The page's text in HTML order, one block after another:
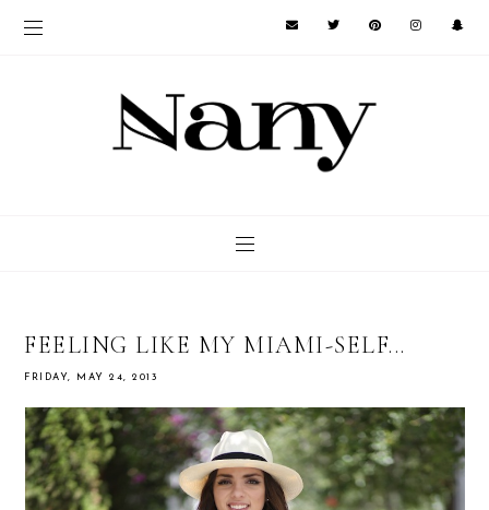
FEELING LIKE MY MIAMI-SELF...
FRIDAY, MAY 24, 2013